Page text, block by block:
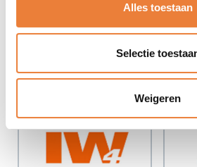
Alles toestaan
Selectie
Weigeren